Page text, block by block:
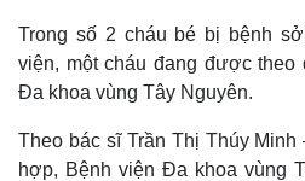
Trong số 2 cháu bé bị bệnh
viện, một cháu đang được theo
Đa khoa vùng Tây Nguyên.
Theo bác sĩ Trần Thị Thúy
hợp, Bệnh viện Đa khoa vùng